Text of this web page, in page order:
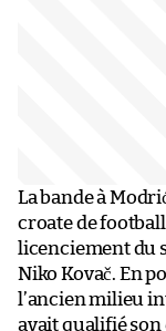
La bande à
croate de
licenciement du
Niko Kovač. En
l’ancien milieu
avait qualifié son